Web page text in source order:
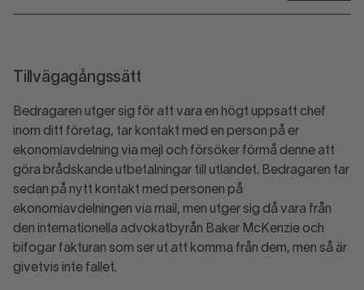
Tillvägagångssätt
Bedragaren utger sig för att vara en högt uppsatt chef
inom ditt företag, tar kontakt med en person på er
ekonomiavdelning via mejl och försöker förmå denne att
göra brådskande utbetalningar till utlandet. Bedragaren tar
sedan på nytt kontakt med personen på
ekonomiavdelningen via mail, men utger sig då vara från
den internationella advokatbyrån Baker McKenzie och
bifogar fakturan som ser ut att komma från dem, men så är
givetvis inte fallet.